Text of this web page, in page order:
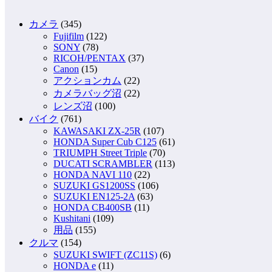
カメラ (345)
Fujifilm (122)
SONY (78)
RICOH/PENTAX (37)
Canon (15)
アクションカム (22)
カメラバッグ沼 (22)
レンズ沼 (100)
バイク (761)
KAWASAKI ZX-25R (107)
HONDA Super Cub C125 (61)
TRIUMPH Street Triple (70)
DUCATI SCRAMBLER (113)
HONDA NAVI 110 (22)
SUZUKI GS1200SS (106)
SUZUKI EN125-2A (63)
HONDA CB400SB (11)
Kushitani (109)
用品 (155)
クルマ (154)
SUZUKI SWIFT (ZC11S) (6)
HONDA e (11)